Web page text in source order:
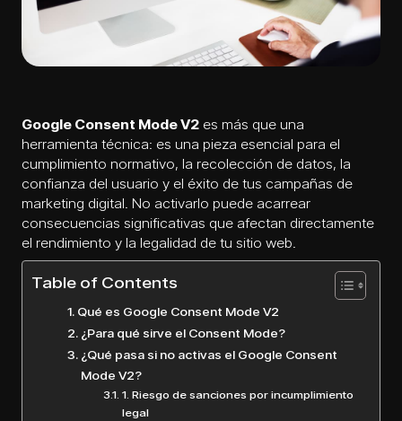
Google Consent Mode V2 es más que una
herramienta técnica: es una pieza esencial para el
cumplimiento normativo, la recolección de datos, la
confianza del usuario y el éxito de tus campañas de
marketing digital. No activarlo puede acarrear
consecuencias significativas que afectan directamente
el rendimiento y la legalidad de tu sitio web.
Table of Contents
Qué es Google Consent Mode V2
¿Para qué sirve el Consent Mode?
¿Qué pasa si no activas el Google Consent
Mode V2?
1. Riesgo de sanciones por incumplimiento
legal